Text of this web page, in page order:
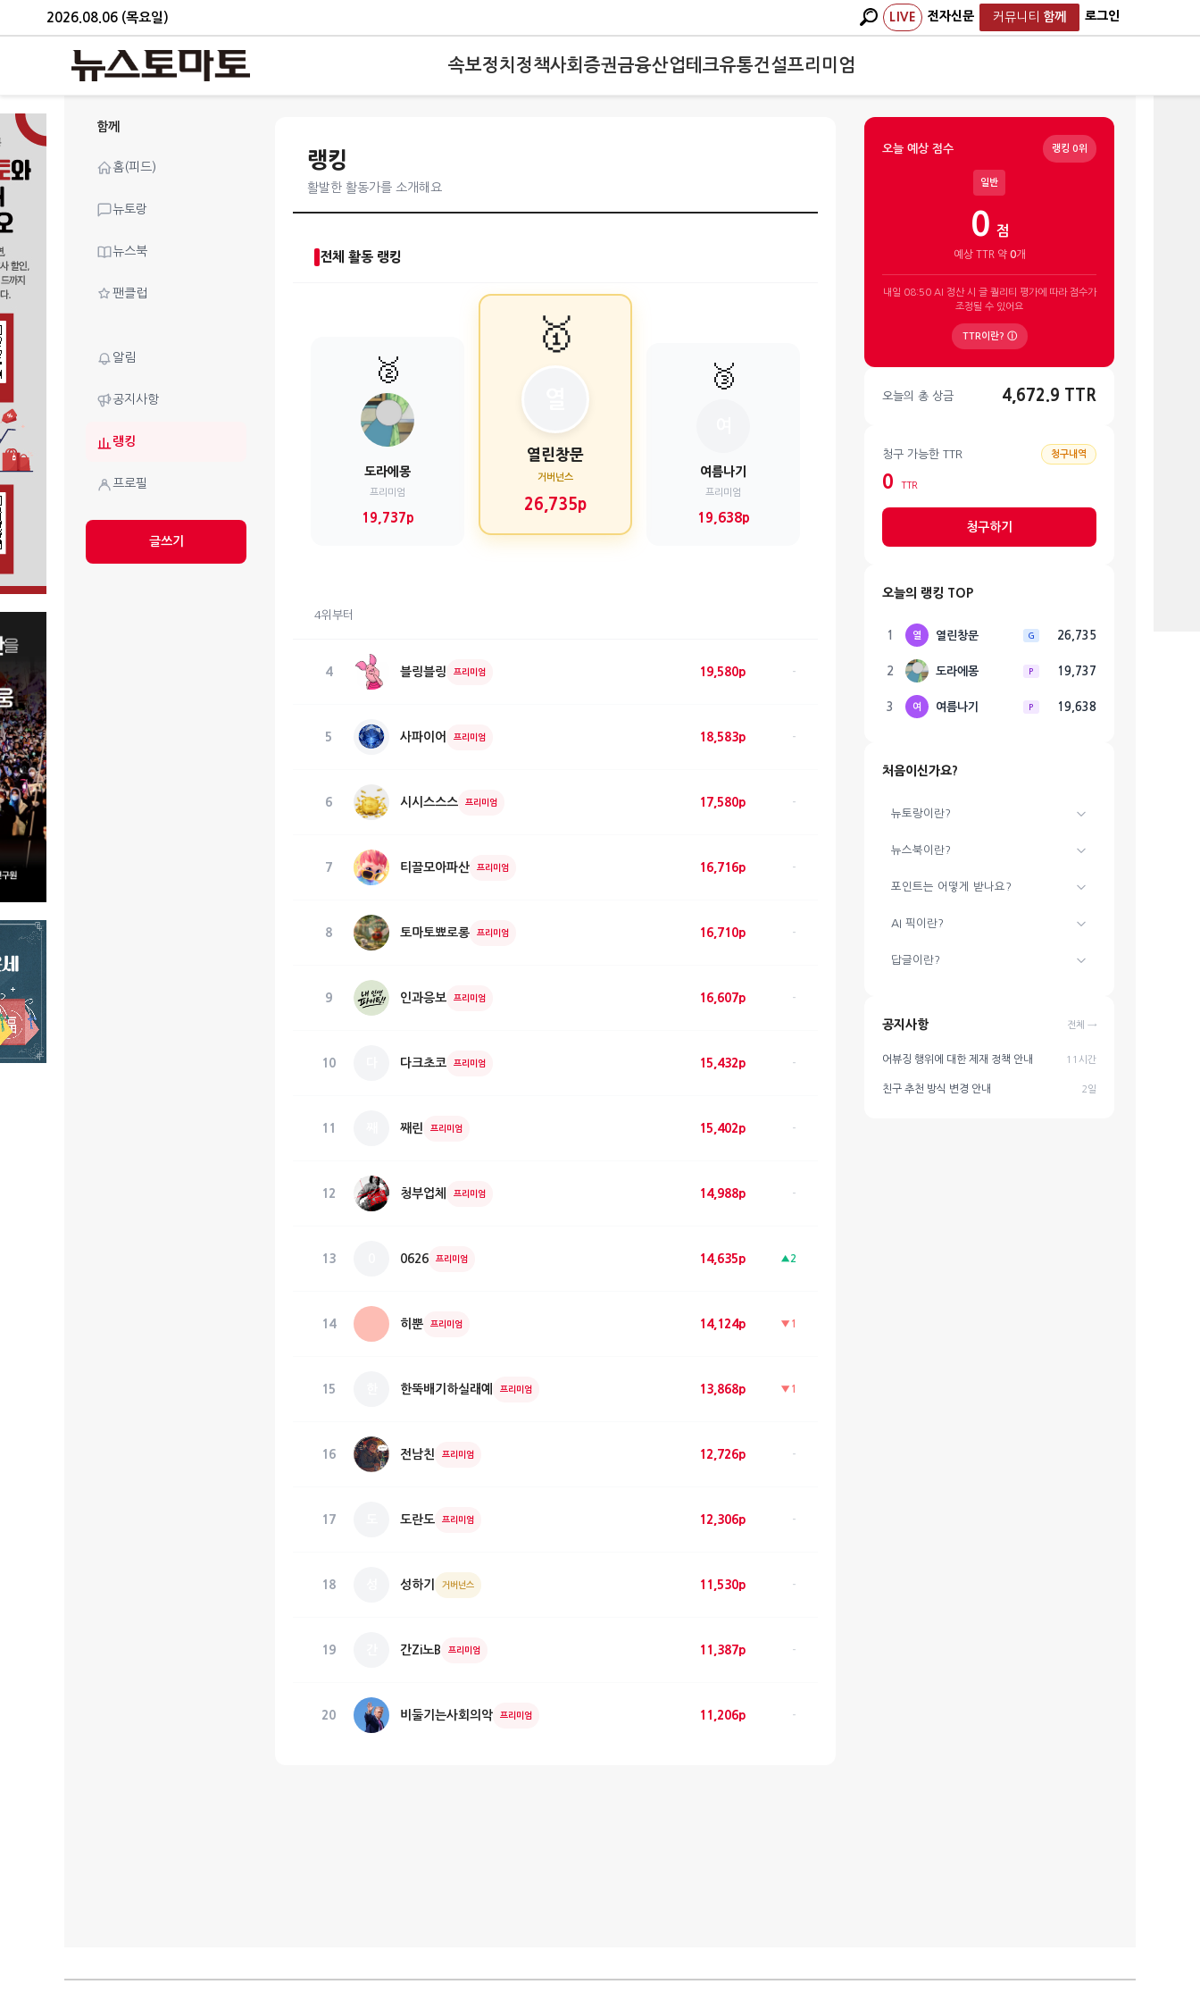
2026.08.06 (목요일) LIVE 전자신문 커뮤니티 함께 로그인
속보정치 정책사회 증권금융산업테크유통건설프리미엄
함께
홈(피드)
뉴토랑
뉴스북
팬클럽
알림
공지사항
랭킹
프로필
글쓰기
랭킹
활발한 활동가를 소개해요
전체 활동 랭킹
🥇
열린창문
거버넌스
26,735p
🥈
도라에몽
프리미엄
19,737p
🥉
여름나기
프리미엄
19,638p
4위부터
4 블링블링 프리미엄 19,580p -
5 사파이어 프리미엄 18,583p -
6 시시스스스 프리미엄 17,580p -
7 티끌모아파산 프리미엄 16,716p -
8 토마토뾰로롱 프리미엄 16,710p -
9 인과응보 프리미엄 16,607p -
10 다크초코 프리미엄 15,432p -
11 째린 프리미엄 15,402p -
12 청부업체 프리미엄 14,988p -
13 0626 프리미엄 14,635p ▲2
14 히뿐 프리미엄 14,124p ▼1
15 한뚝배기하실래예 프리미엄 13,868p ▼1
16 전남친 프리미엄 12,726p -
17 도란도 프리미엄 12,306p -
18 성하기 거버넌스 11,530p -
19 간Zi노B 프리미엄 11,387p -
20 비둘기는사회의악 프리미엄 11,206p -
오늘 예상 점수 랭킹 0위
일반
0 점
예상 TTR 약 0개
내일 08:50 AI 정산 시 글 퀄리티 평가에 따라 점수가
조정될 수 있어요
TTR이란? ⓘ
오늘의 총 상금 4,672.9 TTR
청구 가능한 TTR 청구내역
0 TTR
청구하기
오늘의 랭킹 TOP
1 열 열린창문 G 26,735
2 도라에몽 P 19,737
3 여 여름나기 P 19,638
처음이신가요?
뉴토랑이란?
뉴스북이란?
포인트는 어떻게 받나요?
AI 픽이란?
답글이란?
공지사항 전체 →
어뷰징 행위에 대한 제재 정책 안내 11시간
친구 추천 방식 변경 안내 2일